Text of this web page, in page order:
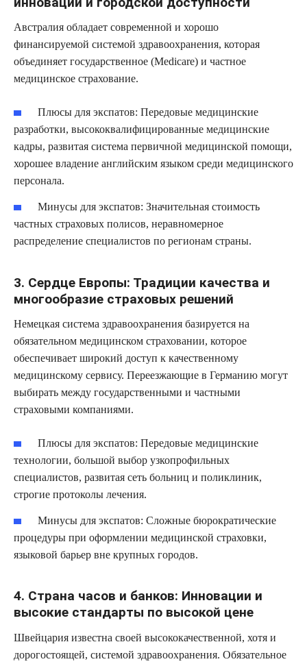
Австралия обладает современной и хорошо
финансируемой системой здравоохранения, которая
объединяет государственное (Medicare) и частное
медицинское страхование.
Плюсы для экспатов: Передовые медицинские
разработки, высококвалифицированные медицинские
кадры, развитая система первичной медицинской помощи,
хорошее владение английским языком среди медицинского
персонала.
Минусы для экспатов: Значительная стоимость
частных страховых полисов, неравномерное
распределение специалистов по регионам страны.
3. Сердце Европы: Традиции качества и
многообразие страховых решений
Немецкая система здравоохранения базируется на
обязательном медицинском страховании, которое
обеспечивает широкий доступ к качественному
медицинскому сервису. Переезжающие в Германию могут
выбирать между государственными и частными
страховыми компаниями.
Плюсы для экспатов: Передовые медицинские
технологии, большой выбор узкопрофильных
специалистов, развитая сеть больниц и поликлиник,
строгие протоколы лечения.
Минусы для экспатов: Сложные бюрократические
процедуры при оформлении медицинской страховки,
языковой барьер вне крупных городов.
4. Страна часов и банков: Инновации и
высокие стандарты по высокой цене
Швейцария известна своей высококачественной, хотя и
дорогостоящей, системой здравоохранения. Обязательное